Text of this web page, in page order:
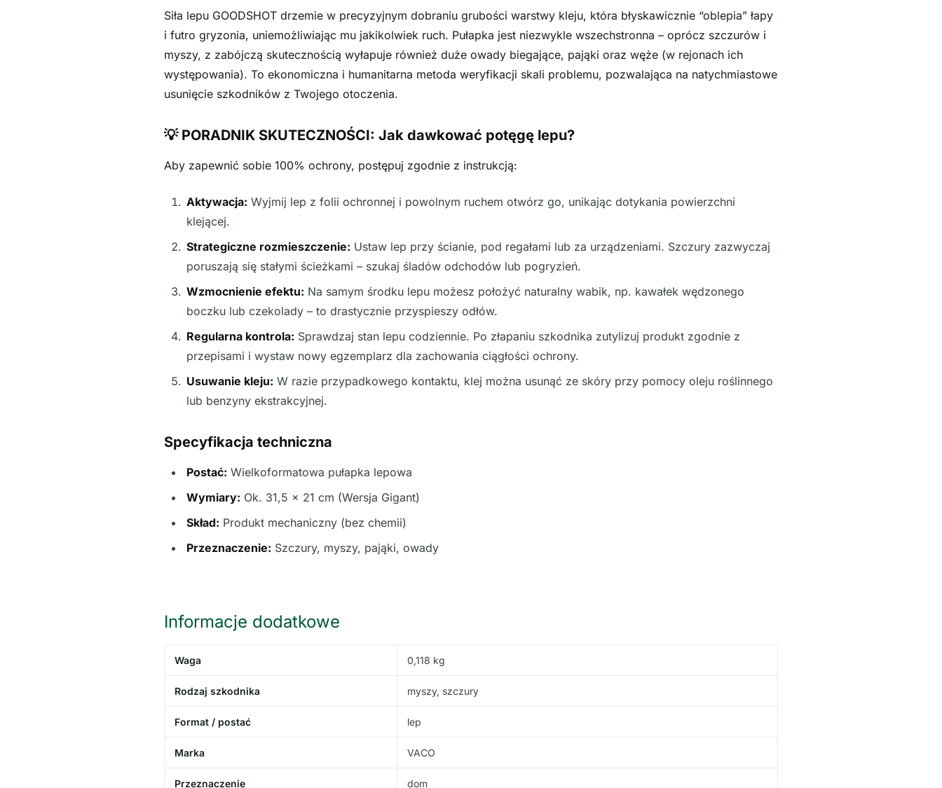
Siła lepu GOODSHOT drzemie w precyzyjnym dobraniu grubości warstwy kleju, która błyskawicznie “oblepia” łapy
i futro gryzonia, uniemożliwiając mu jakikolwiek ruch. Pułapka jest niezwykle wszechstronna – oprócz szczurów i
myszy, z zabójczą skutecznością wyłapuje również duże owady biegające, pająki oraz węże (w rejonach ich
występowania). To ekonomiczna i humanitarna metoda weryfikacji skali problemu, pozwalająca na natychmiastowe
usunięcie szkodników z Twojego otoczenia.
💡 PORADNIK SKUTECZNOŚCI: Jak dawkować potęgę lepu?
Aby zapewnić sobie 100% ochrony, postępuj zgodnie z instrukcją:
Aktywacja: Wyjmij lep z folii ochronnej i powolnym ruchem otwórz go, unikając dotykania powierzchni
klejącej.
Strategiczne rozmieszczenie: Ustaw lep przy ścianie, pod regałami lub za urządzeniami. Szczury zazwyczaj
poruszają się stałymi ścieżkami – szukaj śladów odchodów lub pogryzień.
Wzmocnienie efektu: Na samym środku lepu możesz położyć naturalny wabik, np. kawałek wędzonego
boczku lub czekolady – to drastycznie przyspieszy odłów.
Regularna kontrola: Sprawdzaj stan lepu codziennie. Po złapaniu szkodnika zutylizuj produkt zgodnie z
przepisami i wystaw nowy egzemplarz dla zachowania ciągłości ochrony.
Usuwanie kleju: W razie przypadkowego kontaktu, klej można usunąć ze skóry przy pomocy oleju roślinnego
lub benzyny ekstrakcyjnej.
Specyfikacja techniczna
Postać: Wielkoformatowa pułapka lepowa
Wymiary: Ok. 31,5 x 21 cm (Wersja Gigant)
Skład: Produkt mechaniczny (bez chemii)
Przeznaczenie: Szczury, myszy, pająki, owady
Informacje dodatkowe
Waga 0,118 kg
Rodzaj szkodnika myszy, szczury
Format / postać lep
Marka VACO
Przeznaczenie dom